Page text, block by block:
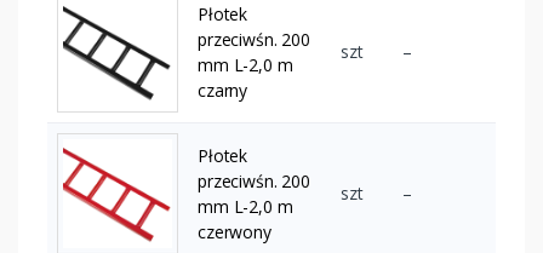
Płotek
przeciwśn. 200
mm L-2,0 m
czarny
szt –
Płotek
przeciwśn. 200
mm L-2,0 m
czerwony
szt –